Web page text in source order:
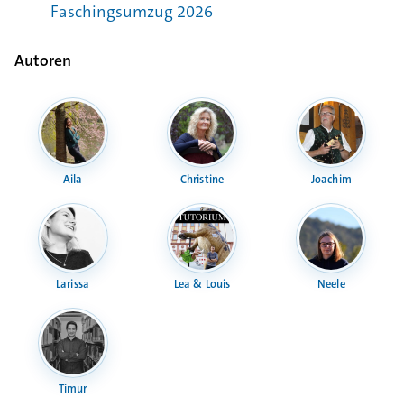
Faschingsumzug 2026
Autoren
Aila Christine Joachim
Larissa Lea & Louis Neele
Timur